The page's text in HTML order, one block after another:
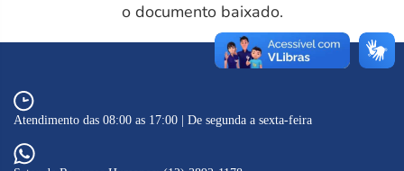
o documento baixado.
Atendimento das 08:00 as 17:00 | De segunda a sexta-feira